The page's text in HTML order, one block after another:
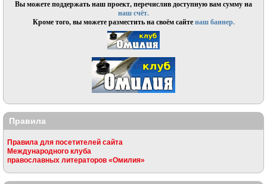
Вы можете поддержать наш проект, перечислив доступную вам сумму на
наш счёт.
Кроме того, вы можете разместить на своём сайтенаш баннер.
Правила
Правила для посетителей сайта
Международного клуба
православных литераторов «Омилия»